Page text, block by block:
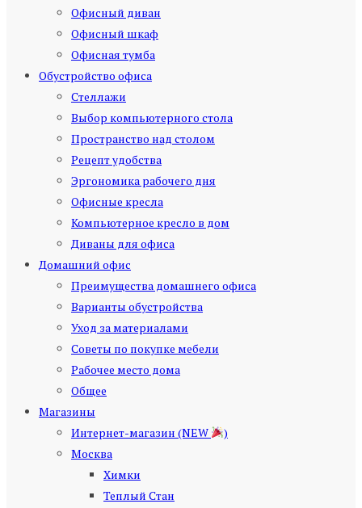
Офисный диван
Офисный шкаф
Офисная тумба
Обустройство офиса
Стеллажи
Выбор компьютерного стола
Пространство над столом
Рецепт удобства
Эргономика рабочего дня
Офисные кресла
Компьютерное кресло в дом
Диваны для офиса
Домашний офис
Преимущества домашнего офиса
Варианты обустройства
Уход за материалами
Советы по покупке мебели
Рабочее место дома
Общее
Магазины
Интернет-магазин (NEW
)
Москва
Химки
Теплый Стан